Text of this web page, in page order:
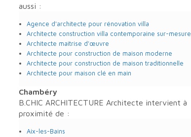
aussi :
Agence d'architecte pour rénovation villa
Architecte construction villa contemporaine sur-mesure
Architecte maitrise d'œuvre
Architecte pour construction de maison moderne
Architecte pour construction de maison traditionnelle
Architecte pour maison clé en main
Chambéry
B.CHIC ARCHITECTURE Architecte intervient à
proximité de :
Aix-les-Bains